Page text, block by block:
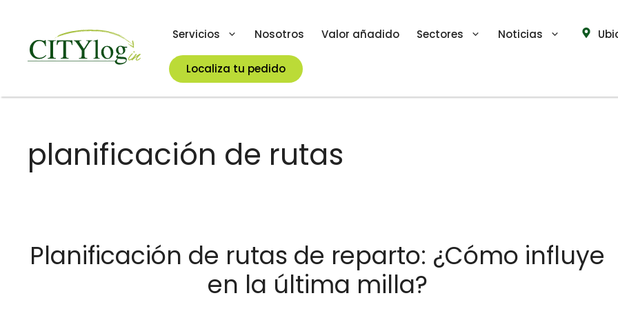
content
Servicios Nosotros Valor añadido Sectores Noticias
Localiza tu pedido
planificación de rutas
Planificación de rutas de reparto: ¿Cómo influye
en la última milla?